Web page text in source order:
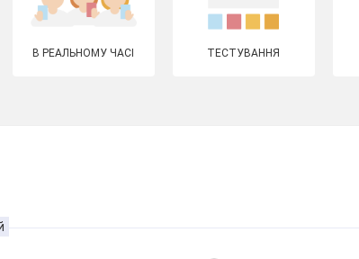
В РЕАЛЬНОМУ ЧАСІ ТЕСТУВАННЯ